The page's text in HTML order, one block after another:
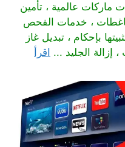
ماركات عالمية ، تأمين
، خدمات الفحص
بإحكام ، تبديل غاز
إزالة الجليد ... اقرأ